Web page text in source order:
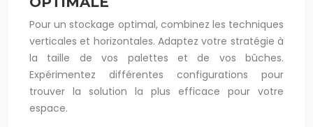
Pour un stockage optimal, combinez les techniques
verticales et horizontales. Adaptez votre stratégie à
la taille de vos palettes et de vos bûches.
Expérimentez différentes configurations pour
trouver la solution la plus efficace pour votre
espace.